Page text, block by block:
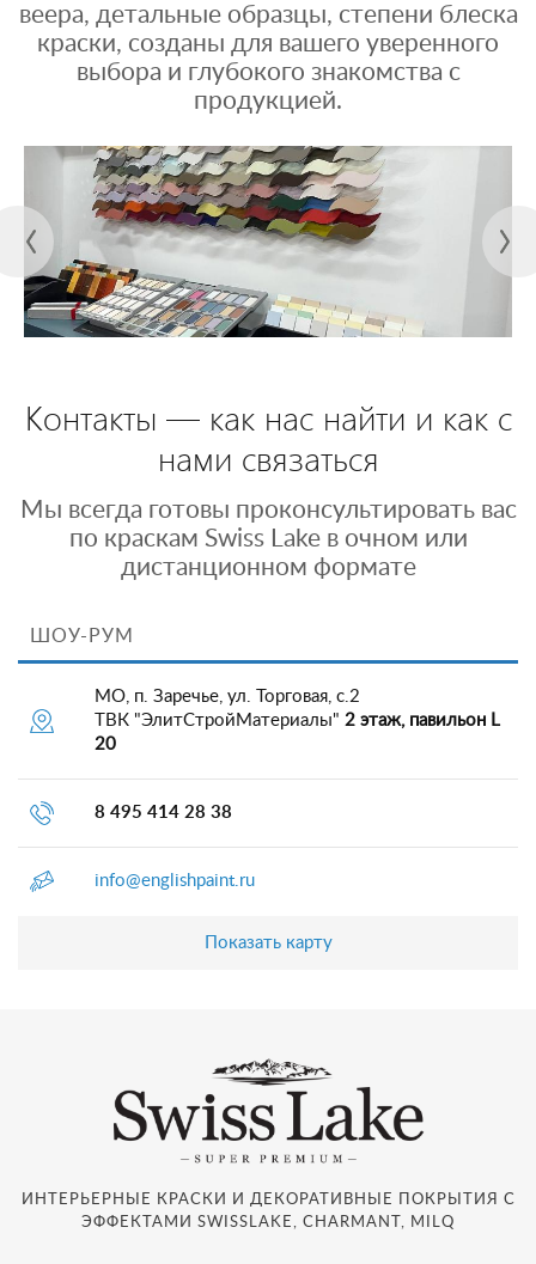
веера, детальные образцы, степени блеска
краски, созданы для вашего уверенного
выбора и глубокого знакомства с
продукцией.
Контакты — как нас найти и как с
нами связаться
Мы всегда готовы проконсультировать вас
по краскам Swiss Lake в очном или
дистанционном формате
ШОУ-РУМ
МО, п. Заречье, ул. Торговая, с.2
ТВК "ЭлитСтройМатериалы" 2 этаж, павильон L
20
8 495 414 28 38
info@englishpaint.ru
Показать карту
ИНТЕРЬЕРНЫЕ КРАСКИ И ДЕКОРАТИВНЫЕ ПОКРЫТИЯ С
ЭФФЕКТАМИ SWISSLAKE, CHARMANT, MILQ